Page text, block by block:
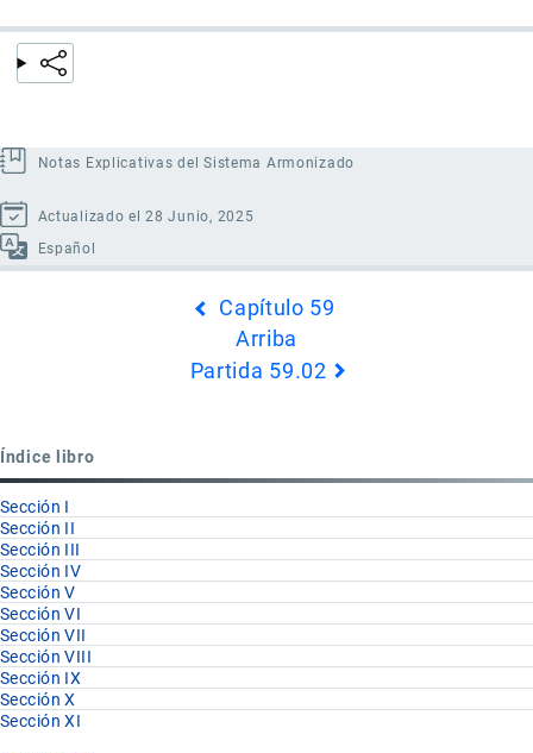
Notas Explicativas del Sistema Armonizado
Actualizado el 28 Junio, 2025
Español
Capítulo 59
Arriba
Partida 59.02
Índice libro
Sección I
Sección II
Sección III
Sección IV
Sección V
Sección VI
Sección VII
Sección VIII
Sección IX
Sección X
Sección XI